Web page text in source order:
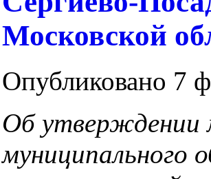
Московской
Опубликовано 7
Об утверждении
муниципального